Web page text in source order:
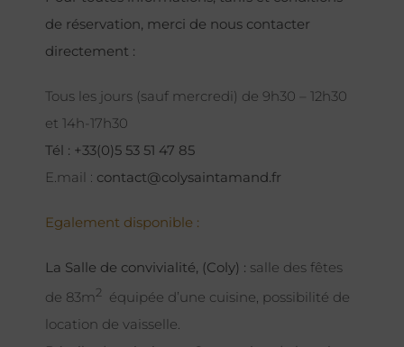
de réservation, merci de nous contacter
directement :
Tous les jours (sauf mercredi) de 9h30 – 12h30
et 14h-17h30
Tél : +33(0)5 53 51 47 85
E.mail : contact@colysaintamand.fr
Egalement disponible :
La Salle de convivialité, (Coly) : salle des fêtes
de 83m2 équipée d’une cuisine, possibilité de
location de vaisselle.